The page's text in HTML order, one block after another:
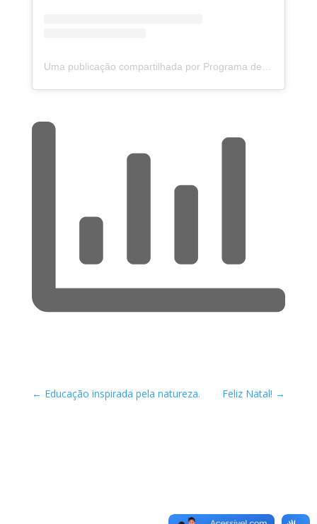
Uma publicação compartilhada por Programa de Educação Ambiental de Santa Rosa de Viterbo (@programaeducacaoambiental.srv)
← Educação inspirada pela natureza. Feliz Natal! →